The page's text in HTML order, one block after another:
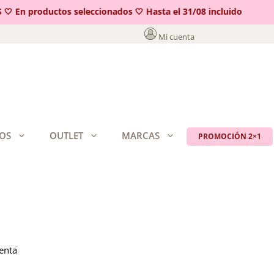
En productos seleccionados 🤍 Hasta el 31/08 incluido
Mi cuenta
OUTLET MARCAS PROMOCIÓN 2×1